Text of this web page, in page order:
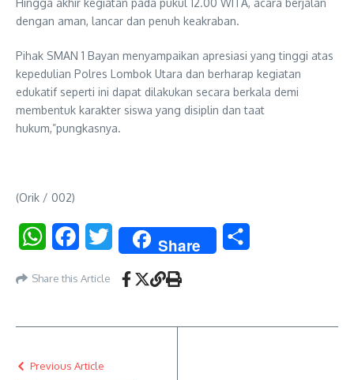
dengan aman, lancar dan penuh keakraban.
Pihak SMAN 1 Bayan menyampaikan apresiasi yang tinggi atas
kepedulian Polres Lombok Utara dan berharap kegiatan
edukatif seperti ini dapat dilakukan secara berkala demi
membentuk karakter siswa yang disiplin dan taat
hukum,”pungkasnya.
(Orik / 002)
WhatsAppFacebookTwitter Share
Share this Article
Previous Article